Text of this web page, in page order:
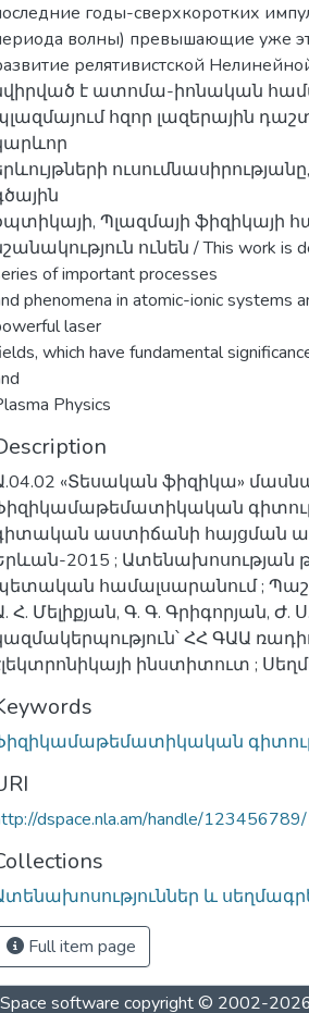
годы-сверхкоротких
волны) превышающие уже
релятивистской
է ատոմա-իոնական
հզոր լազերային
Պլազմայի ֆիզիկայի
ունեն / This work is
of important processes
phenomena in atomic-ionic systems
laser
which have fundamental
Physics
«Տեսական ֆիզիկա»
աստիճանի հայցման
2015 ;
համալսարանում ;
Հ. Մելիքյան, Գ. Գ. Գրիգորյան,
ՀՀ ԳԱԱ
ինստիտուտ ;
dspace.nla.am/handle/
և
Full item page
software copyright © 2002-